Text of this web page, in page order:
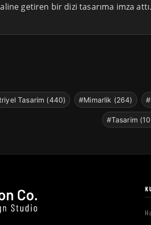
getiren bir dizi tasarıma imza attı.
Tasarim (440) #Mimarlik (264)
#Tasarim